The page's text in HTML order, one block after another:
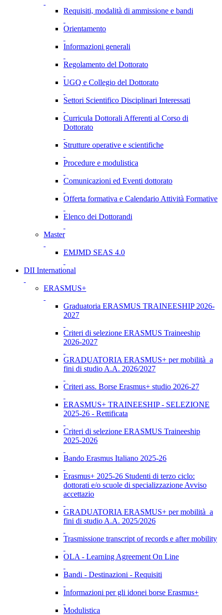
Requisiti, modalità di ammissione e bandi
Orientamento
Informazioni generali
Regolamento del Dottorato
UGQ e Collegio del Dottorato
Settori Scientifico Disciplinari Interessati
Curricula Dottorali Afferenti al Corso di
Dottorato
Strutture operative e scientifiche
Procedure e modulistica
Comunicazioni ed Eventi dottorato
Offerta formativa e Calendario Attività Formative
Elenco dei Dottorandi
Master
EMJMD SEAS 4.0
DII International
ERASMUS+
Graduatoria ERASMUS TRAINEESHIP 2026-
2027
Criteri di selezione ERASMUS Traineeship
2026-2027
GRADUATORIA ERASMUS+ per mobilità a
fini di studio A.A. 2026/2027
Criteri ass. Borse Erasmus+ studio 2026-27
ERASMUS+ TRAINEESHIP - SELEZIONE
2025-26 - Rettificata
Criteri di selezione ERASMUS Traineeship
2025-2026
Bando Erasmus Italiano 2025-26
Erasmus+ 2025-26 Studenti di terzo ciclo:
dottorati e/o scuole di specializzazione Avviso
accettazio
GRADUATORIA ERASMUS+ per mobilità a
fini di studio A.A. 2025/2026
Trasmissione transcript of records e after mobility
OLA - Learning Agreement On Line
Bandi - Destinazioni - Requisiti
Informazioni per gli idonei borse Erasmus+
Modulistica